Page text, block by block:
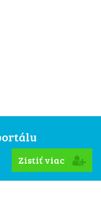
Zistiť viac